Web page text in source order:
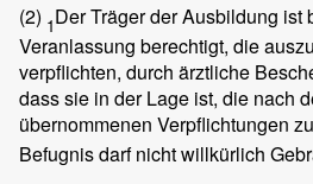
(2) 1Der Träger der Ausbildung ist
Veranlassung berechtigt, die
verpflichten, durch ärztliche
dass sie in der Lage ist, die nach
übernommenen Verpflichtungen
Befugnis darf nicht willkürlich